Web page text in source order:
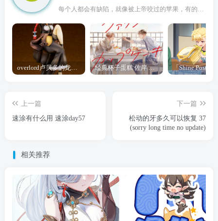
经典杯子蛋糕 佐岸 漫画「经典杯子蛋糕」宣布真人日剧化
上一篇
速涂有什么用 速涂day57
下一篇
松动的牙多久可以恢复 37
(sorry long time no update)
相关推荐